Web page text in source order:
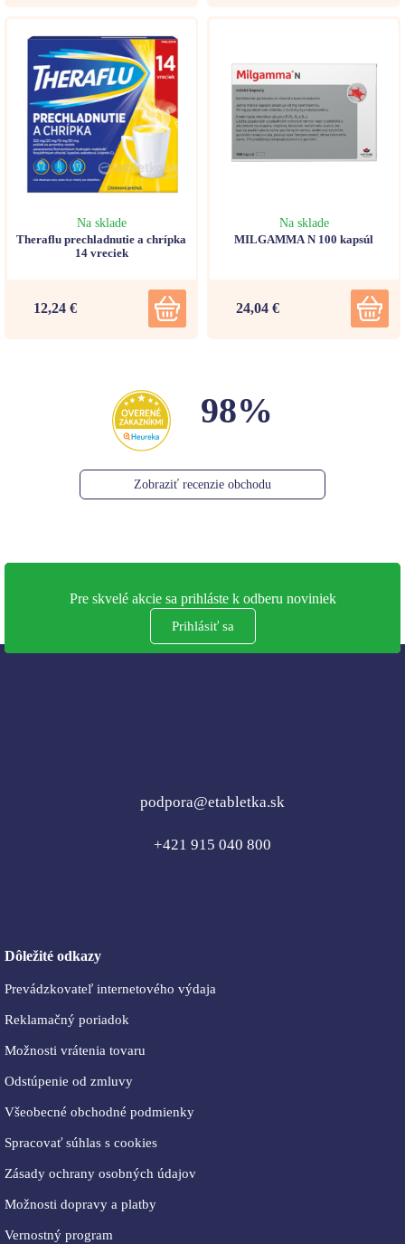
Na sklade
Theraflu prechladnutie a chrípka
14 vreciek
12,24 €
Na sklade
MILGAMMA N 100 kapsúl
24,04 €
98%
Zobraziť recenzie obchodu
Pre skvelé akcie sa prihláste k odberu noviniek
Prihlásiť sa
podpora@etabletka.sk
+421 915 040 800
Dôležité odkazy
Prevádzkovateľ internetového výdaja
Reklamačný poriadok
Možnosti vrátenia tovaru
Odstúpenie od zmluvy
Všeobecné obchodné podmienky
Spracovať súhlas s cookies
Zásady ochrany osobných údajov
Možnosti dopravy a platby
Vernostný program